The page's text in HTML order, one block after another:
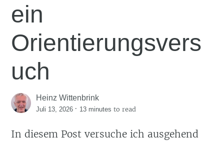
ein
Orientierungsvers
uch
Heinz Wittenbrink
Juli 13, 2026 · 13 minutes to read
In diesem Post versuche ich ausgehend